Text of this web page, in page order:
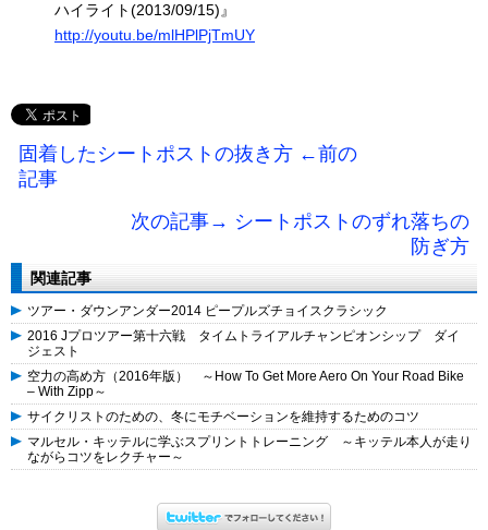
ハイライト(2013/09/15)』
http://youtu.be/mlHPlPjTmUY
固着したシートポストの抜き方 ←前の
記事
次の記事→ シートポストのずれ落ちの
防ぎ方
関連記事
ツアー・ダウンアンダー2014 ピープルズチョイスクラシック
2016 Jプロツアー第十六戦 タイムトライアルチャンピオンシップ ダイ
ジェスト
空力の高め方（2016年版） ～How To Get More Aero On Your Road Bike
– With Zipp～
サイクリストのための、冬にモチベーションを維持するためのコツ
マルセル・キッテルに学ぶスプリントトレーニング ～キッテル本人が走り
ながらコツをレクチャー～